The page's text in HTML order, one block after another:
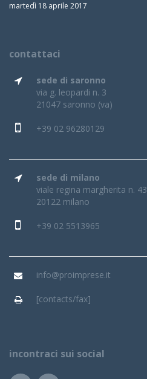
martedì 18 aprile 2017
contattaci
sede di saronno
via g. leopardi n. 3
21047 saronno (va)
+39 02 96280129
sede di milano
viale regina margherita n. 43
20122 milano
+39 02 5513965
info@proimprese.it
[contacts/fax]
incontraci sui social